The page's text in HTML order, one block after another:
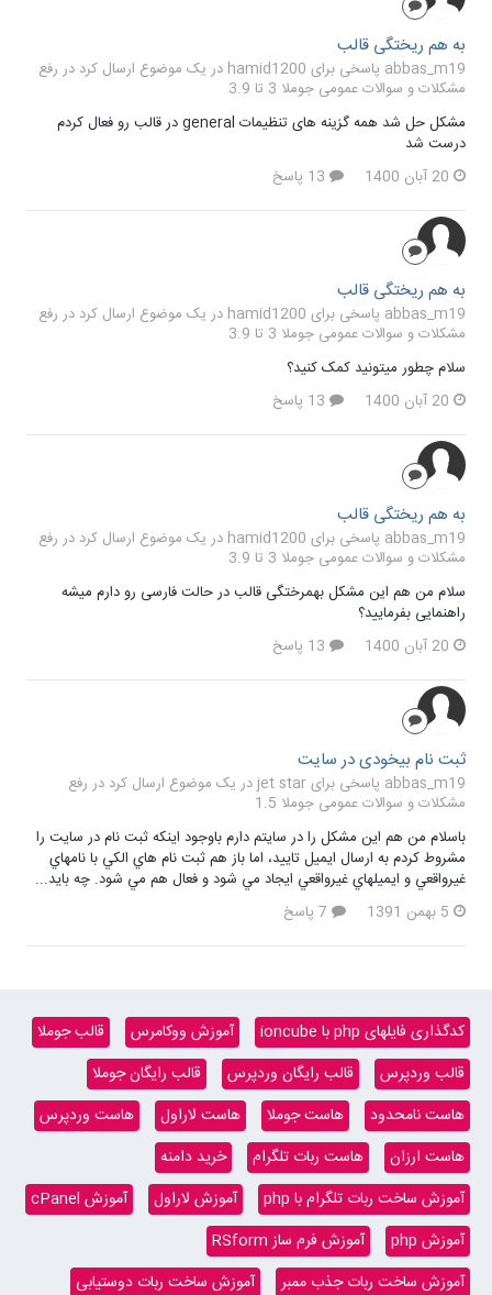
به هم ریختگی قالب
abbas_m19 پاسخی برای hamid1200 در یک موضوع ارسال کرد در
رفع
مشکلات و سوالات عمومی جوملا 3 تا 3.9
مشکل حل شد همه گزینه های تنظیمات general در قالب رو فعال کردم
درست شد
20 آبان 1400
به هم ریختگی قالب
abbas_m19 پاسخی برای hamid1200 در یک موضوع ارسال کرد در
رفع
مشکلات و سوالات عمومی جوملا 3 تا 3.9
سلام چطور میتونید کمک کنید؟
20 آبان 1400
به هم ریختگی قالب
abbas_m19 پاسخی برای hamid1200 در یک موضوع ارسال کرد در
رفع
مشکلات و سوالات عمومی جوملا 3 تا 3.9
سلام من هم این مشکل بهمرختگی قالب در حالت فارسی رو دارم میشه
راهنمایی بفرمایید؟
20 آبان 1400
ثبت نام بیخودی در سایت
abbas_m19 پاسخی برای jet star در یک موضوع ارسال کرد در
رفع
مشکلات و سوالات عمومی جوملا 1.5
باسلام من هم اين مشكل را در سايتم دارم باوجود اينكه ثبت نام در سايت را
مشروط كردم به ارسال ايميل تاييد، اما باز هم ثبت نام هاي الكي با نامهاي
غيرواقعي و ايميلهاي غيرواقعي ايجاد مي شود و فعال هم مي شود. چه بايد...
5 بهمن 1391
کدگذاری فایلهای php با ioncube آموزش ووکامرس
قالب جوملا
قالب وردپرس
قالب رایگان وردپرس
قالب رایگان جوملا
هاست نامحدود
هاست جوملا هاست لاراول
هاست وردپرس
هاست ارزان
هاست ربات تلگرام
خرید دامنه
آموزش ساخت ربات تلگرام با php
آموزش لاراول
آموزش cPanel
آموزش php
آموزش فرم ساز RSform
آموزش ساخت ربات جذب ممبر
آموزش ساخت ربات دوستیابی